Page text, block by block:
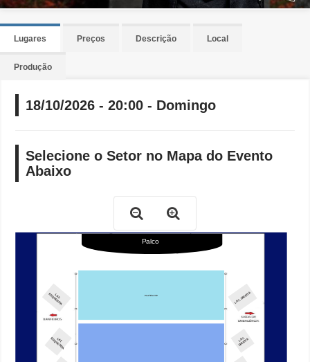
Lugares Preços Descrição Local
Produção
18/10/2026 - 20:00 - Domingo
Selecione o Setor no Mapa do Evento
Abaixo
Palco
PLATEIA VIP
LAT.
DIREITA
LAT. DIREITA
LAT.
ESQ
U
ER
D
A
LAT.
ESQ
U
ER
D
A